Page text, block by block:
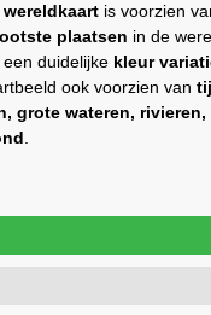
is voorzien
plaatsen in de
duidelijke kleur
ook voorzien van
grote wateren, rivieren,